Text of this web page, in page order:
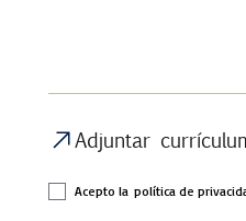
Adjuntar
Acepto la política de